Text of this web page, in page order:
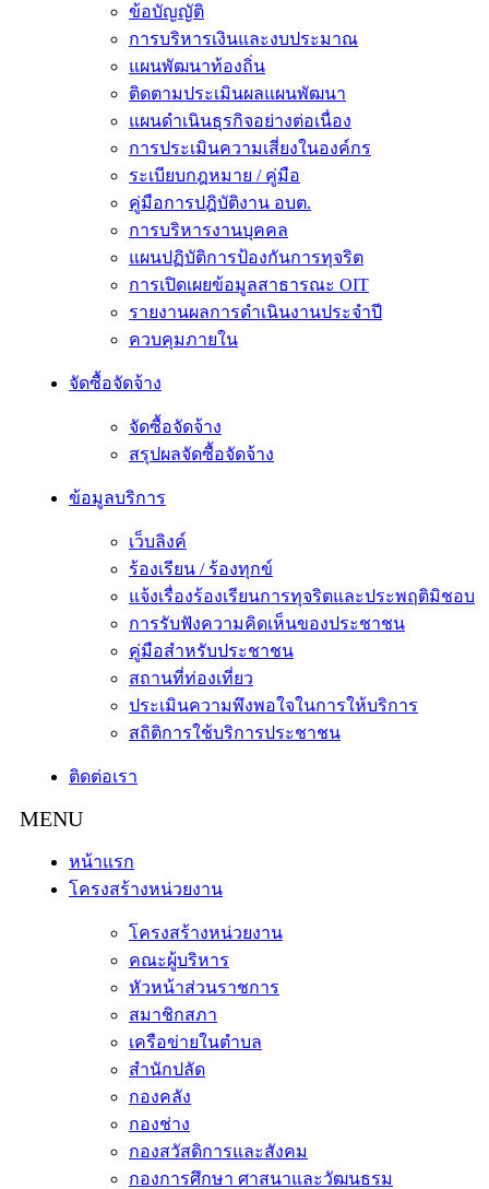
ข้อบัญญัติ
การบริหารเงินและงบประมาณ
แผนพัฒนาท้องถิ่น
ติดตามประเมินผลแผนพัฒนา
แผนดำเนินธุรกิจอย่างต่อเนื่อง
การประเมินความเสี่ยงในองค์กร
ระเบียบกฎหมาย / คู่มือ
คู่มือการปฎิบัติงาน อบต.
การบริหารงานบุคคล
แผนปฏิบัติการป้องกันการทุจริต
การเปิดเผยข้อมูลสาธารณะ OIT
รายงานผลการดำเนินงานประจำปี
ควบคุมภายใน
จัดซื้อจัดจ้าง
จัดซื้อจัดจ้าง
สรุปผลจัดซื้อจัดจ้าง
ข้อมูลบริการ
เว็บลิงค์
ร้องเรียน / ร้องทุกข์
แจ้งเรื่องร้องเรียนการทุจริตและประพฤติมิชอบ
การรับฟังความคิดเห็นของประชาชน
คู่มือสำหรับประชาชน
สถานที่ท่องเที่ยว
ประเมินความพึงพอใจในการให้บริการ
สถิติการใช้บริการประชาชน
ติดต่อเรา
หน้าแรก
โครงสร้างหน่วยงาน
โครงสร้างหน่วยงาน
คณะผู้บริหาร
หัวหน้าส่วนราชการ
สมาชิกสภา
เครือข่ายในตำบล
สำนักปลัด
กองคลัง
กองช่าง
กองสวัสดิการและสังคม
กองการศึกษา ศาสนาและวัฒนธรม